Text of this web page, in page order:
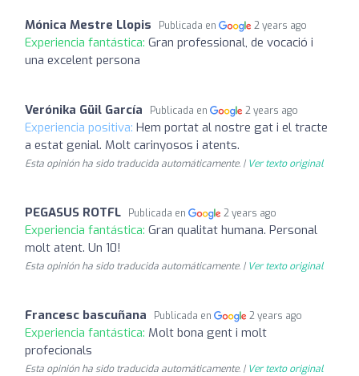
Mónica Mestre Llopis Publicada en 2 years ago
Experiencia fantástica: Gran professional, de vocació i
una excelent persona
Verónika Güil García Publicada en 2 years ago
Experiencia positiva: Hem portat al nostre gat i el tracte
a estat genial. Molt carinyosos i atents.
Esta opinión ha sido traducida automáticamente. | Ver texto original
PEGASUS ROTFL Publicada en 2 years ago
Experiencia fantástica: Gran qualitat humana. Personal
molt atent. Un 10!
Esta opinión ha sido traducida automáticamente. | Ver texto original
Francesc bascuñana Publicada en 2 years ago
Experiencia fantástica: Molt bona gent i molt
profecionals
Esta opinión ha sido traducida automáticamente. | Ver texto original